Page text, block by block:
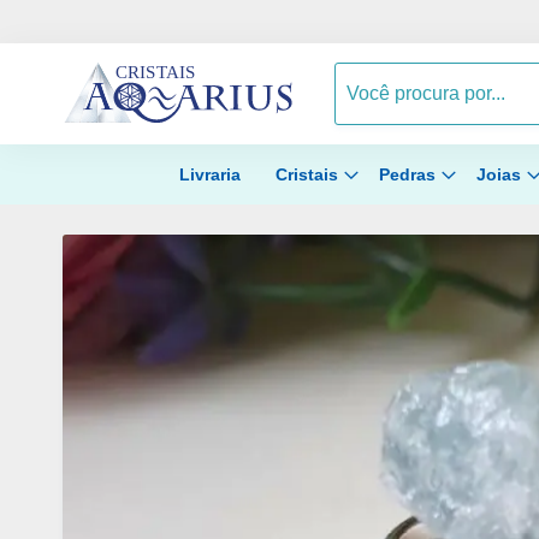
Livraria Cristais Pedras Joias